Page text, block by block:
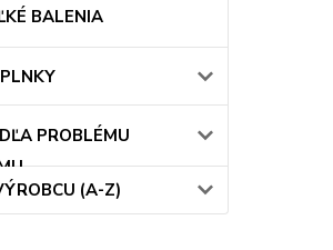
BALENIA
PROBLÉMU
(A-Z)